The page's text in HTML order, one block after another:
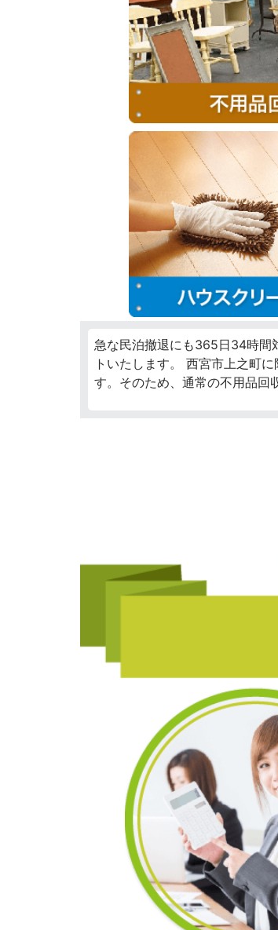
急な民泊撤退にも365日34時間
トいたします。 西宮市上之町
す。そのため、通常の不用品回